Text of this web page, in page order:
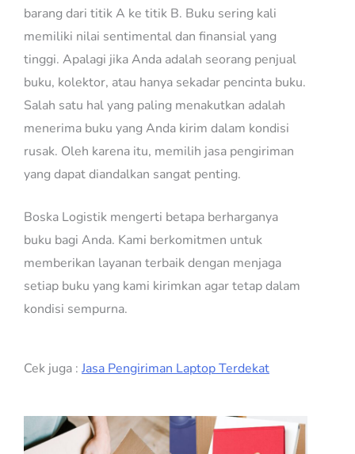
barang dari titik A ke titik B. Buku sering kali
memiliki nilai sentimental dan finansial yang
tinggi. Apalagi jika Anda adalah seorang penjual
buku, kolektor, atau hanya sekadar pencinta buku.
Salah satu hal yang paling menakutkan adalah
menerima buku yang Anda kirim dalam kondisi
rusak. Oleh karena itu, memilih jasa pengiriman
yang dapat diandalkan sangat penting.
Boska Logistik mengerti betapa berharganya
buku bagi Anda. Kami berkomitmen untuk
memberikan layanan terbaik dengan menjaga
setiap buku yang kami kirimkan agar tetap dalam
kondisi sempurna.
Cek juga : Jasa Pengiriman Laptop Terdekat